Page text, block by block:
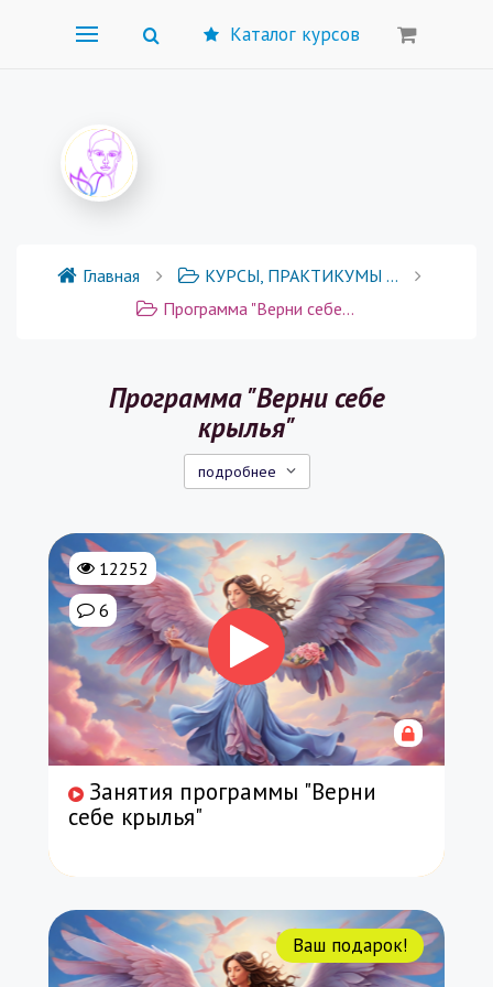
Каталог курсов
Главная
КУРСЫ, ПРАКТИКУМЫ И ГРУППОВЫЕ ПРОГРАММЫ
Программа "Верни себе крылья"
Программа "Верни себе
крылья"
подробнее
Занятия программы "Верни
себе крылья"
6
12252
Ваш подарок!